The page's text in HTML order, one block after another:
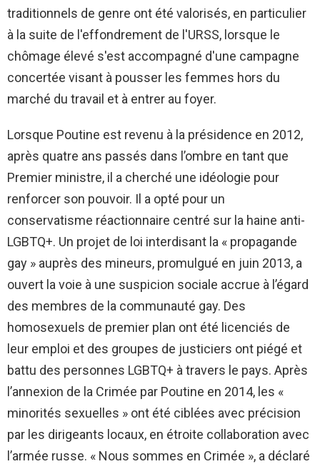
traditionnels de genre ont été valorisés, en particulier
à la suite de l'effondrement de l'URSS, lorsque le
chômage élevé s'est accompagné d'une campagne
concertée visant à pousser les femmes hors du
marché du travail et à entrer au foyer.
Lorsque Poutine est revenu à la présidence en 2012,
après quatre ans passés dans l’ombre en tant que
Premier ministre, il a cherché une idéologie pour
renforcer son pouvoir. Il a opté pour un
conservatisme réactionnaire centré sur la haine anti-
LGBTQ+. Un projet de loi interdisant la « propagande
gay » auprès des mineurs, promulgué en juin 2013, a
ouvert la voie à une suspicion sociale accrue à l’égard
des membres de la communauté gay. Des
homosexuels de premier plan ont été licenciés de
leur emploi et des groupes de justiciers ont piégé et
battu des personnes LGBTQ+ à travers le pays. Après
l’annexion de la Crimée par Poutine en 2014, les «
minorités sexuelles » ont été ciblées avec précision
par les dirigeants locaux, en étroite collaboration avec
l’armée russe. « Nous sommes en Crimée », a déclaré